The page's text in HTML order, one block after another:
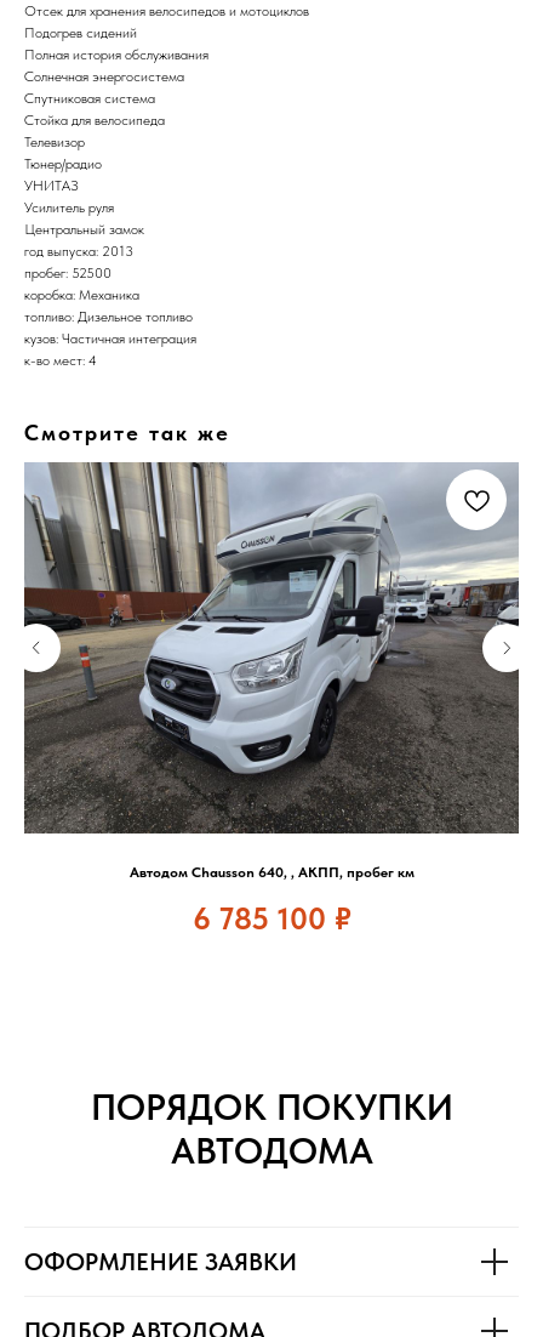
Отсек для хранения велосипедов и мотоциклов
Подогрев сидений
Полная история обслуживания
Солнечная энергосистема
Спутниковая система
Стойка для велосипеда
Телевизор
Тюнер/радио
УНИТАЗ
Усилитель руля
Центральный замок
год выпуска: 2013
пробег: 52500
коробка: Механика
топливо: Дизельное топливо
кузов: Частичная интеграция
к-во мест: 4
Смотрите так же
Автодом Chausson 640, , АКПП, пробег км
6 785 100 ₽
ПОРЯДОК ПОКУПКИ
АВТОДОМА
ОФОРМЛЕНИЕ ЗАЯВКИ